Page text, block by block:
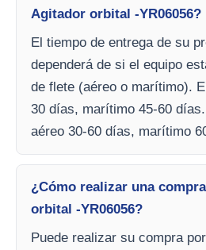
Agitador orbital -YR06056?
El tiempo de entrega de su
dependerá de si el equipo
de flete (aéreo o marítimo).
30 días, marítimo 45-60
aéreo 30-60 días, marítimo
¿Cómo realizar una
orbital -YR06056?
Puede realizar su compra